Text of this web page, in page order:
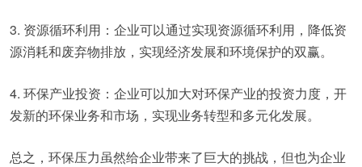
3. 资源循环利用：企业可以通过实现资源循环利用，降低资
源消耗和废弃物排放，实现经济发展和环境保护的双赢。
4. 环保产业投资：企业可以加大对环保产业的投资力度，开
发新的环保业务和市场，实现业务转型和多元化发展。
总之，环保压力虽然给企业带来了巨大的挑战，但也为企业